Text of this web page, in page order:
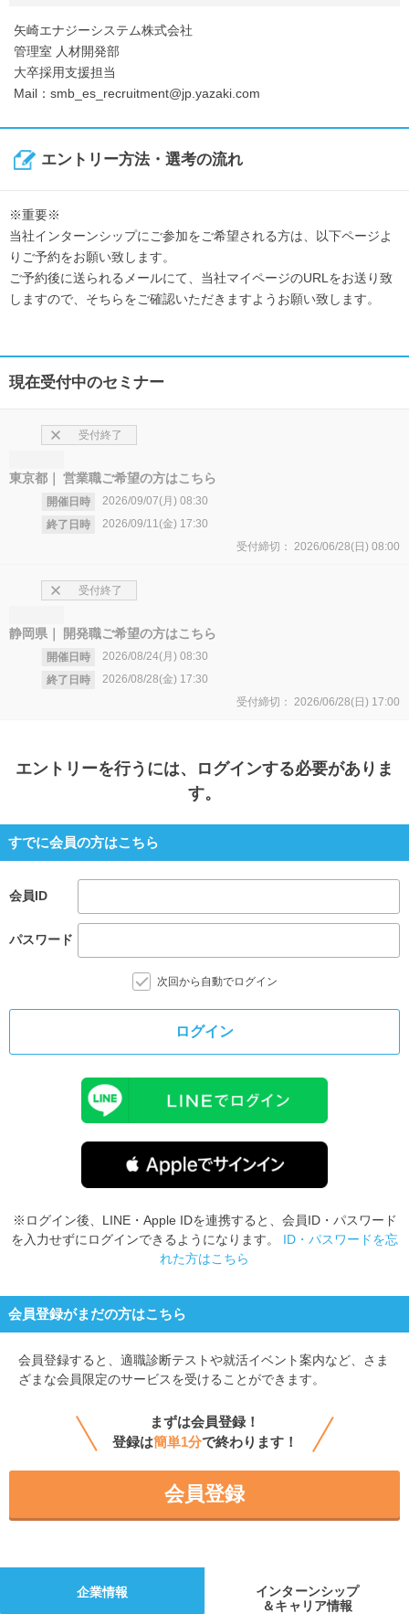
矢崎エナジーシステム株式会社
管理室 人材開発部
大卒採用支援担当
Mail：smb_es_recruitment@jp.yazaki.com
エントリー方法・選考の流れ
※重要※
当社インターンシップにご参加をご希望される方は、以下ページよ
りご予約をお願い致します。
ご予約後に送られるメールにて、当社マイページのURLをお送り致
しますので、そちらをご確認いただきますようお願い致します。
現在受付中のセミナー
東京都 営業職ご希望の方はこちら
開催日時 2026/09/07(月) 08:30
終了日時
2026/09/11(金) 17:30
受付終了
受付締切： 2026/06/28(日) 08:00
静岡県 開発職ご希望の方はこちら
開催日時 2026/08/24(月) 08:30
終了日時
2026/08/28(金) 17:30
受付終了
受付締切： 2026/06/28(日) 17:00
エントリーを行うには、ログインする必要がありま
す。
すでに会員の方はこちら
会員ID
パスワード
次回から自動でログイン
ログイン
※ログイン後、LINE・Apple IDを連携すると、会員ID・パスワード
を入力せずにログインできるようになります。 ID・パスワードを忘
れた方はこちら
会員登録がまだの方はこちら
会員登録すると、 適職診断テストや就活イベント案内など、さま
ざまな会員限定のサービスを受けることができます。
まずは会員登録！
登録は簡単1分で終わります！
会員登録
企業情報
インターンシップ
＆キャリア情報